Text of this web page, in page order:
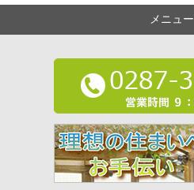
メニュー